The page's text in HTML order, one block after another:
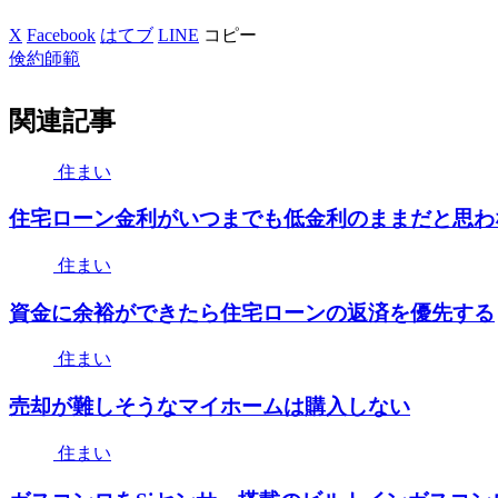
X Facebook はてブ LINE コピー
倹約師範
関連記事
住まい
住宅ローン金利がいつまでも低金利のままだと思
住まい
資金に余裕ができたら住宅ローンの返済を優先する
住まい
売却が難しそうなマイホームは購入しない
住まい